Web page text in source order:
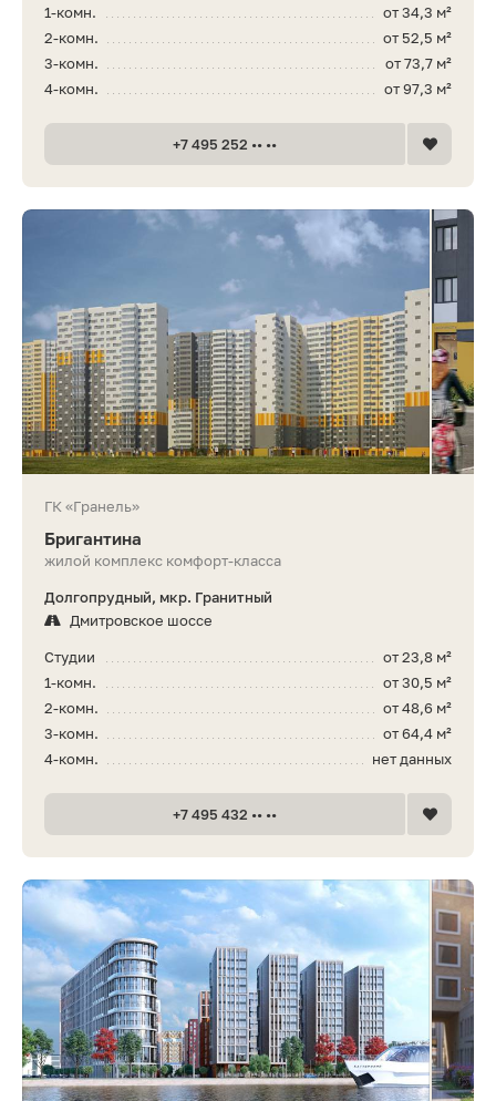
от 34,3 м²
1-комн.
от 52,5 м²
2-комн.
от 73,7 м²
3-комн.
от 97,3 м²
4-комн.
+7 495 252 •• ••
ГК «Гранель»
Бригантина
жилой комплекс комфорт-класса
Долгопрудный, мкр. Гранитный
Дмитровское шоссе
от 23,8 м²
Студии
от 30,5 м²
1-комн.
от 48,6 м²
2-комн.
от 64,4 м²
3-комн.
нет данных
4-комн.
+7 495 432 •• ••